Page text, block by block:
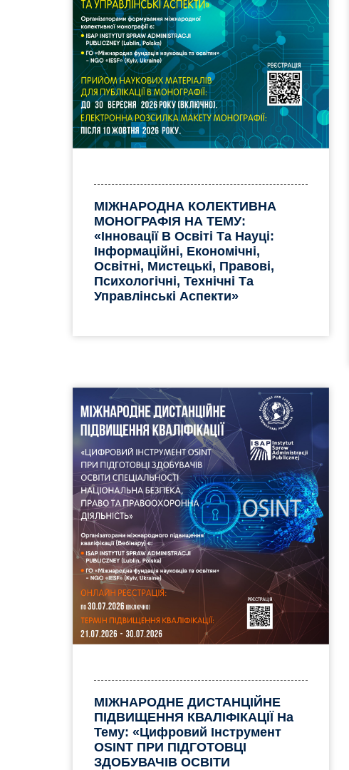
МІЖНАРОДНА КОЛЕКТИВНА
МОНОГРАФІЯ НА ТЕМУ:
«Інновації В Освіті Та Науці:
Інформаційні, Економічні,
Освітні, Мистецькі, Правові,
Психологічні, Технічні Та
Управлінські Аспекти»
МІЖНАРОДНЕ ДИСТАНЦІЙНЕ
ПІДВИЩЕННЯ КВАЛІФІКАЦІЇ На
Тему: «Цифровий Інструмент
OSINT ПРИ ПІДГОТОВЦІ
ЗДОБУВАЧІВ ОСВІТИ